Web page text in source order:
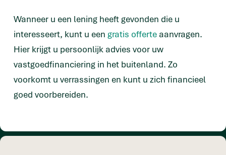
Wanneer u een lening heeft gevonden die u
interesseert, kunt u een gratis offerte aanvragen.
Hier krijgt u persoonlijk advies voor uw
vastgoedfinanciering in het buitenland. Zo
voorkomt u verrassingen en kunt u zich financieel
goed voorbereiden.